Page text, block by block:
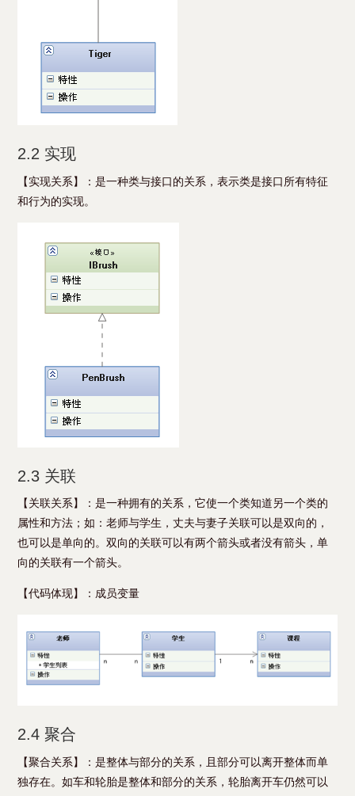
2.2 实现
【实现关系】：是一种类与接口的关系，表示类是接口所有特征
和行为的实现。
2.3 关联
【关联关系】：是一种拥有的关系，它使一个类知道另一个类的
属性和方法；如：老师与学生，丈夫与妻子关联可以是双向的，
也可以是单向的。双向的关联可以有两个箭头或者没有箭头，单
向的关联有一个箭头。
【代码体现】：成员变量
2.4 聚合
【聚合关系】：是整体与部分的关系，且部分可以离开整体而单
独存在。如车和轮胎是整体和部分的关系，轮胎离开车仍然可以